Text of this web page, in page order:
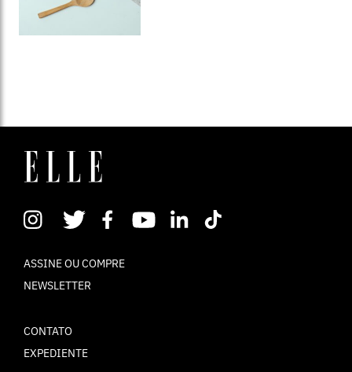
ASSINE OU COMPRE
NEWSLETTER
CONTATO
EXPEDIENTE